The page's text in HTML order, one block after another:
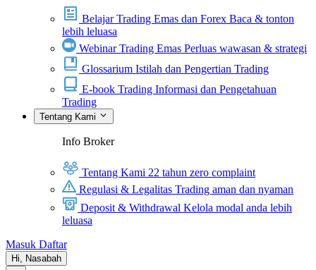
Belajar Trading Emas dan Forex Baca & tonton
lebih leluasa
Webinar Trading Emas Perluas wawasan & strategi
Glossarium Istilah dan Pengertian Trading
E-book Trading Informasi dan Pengetahuan
Trading
Tentang Kami
Info Broker
Tentang Kami 22 tahun zero complaint
Regulasi & Legalitas Trading aman dan nyaman
Deposit & Withdrawal Kelola modal anda lebih
leluasa
Masuk Daftar
Hi, Nasabah